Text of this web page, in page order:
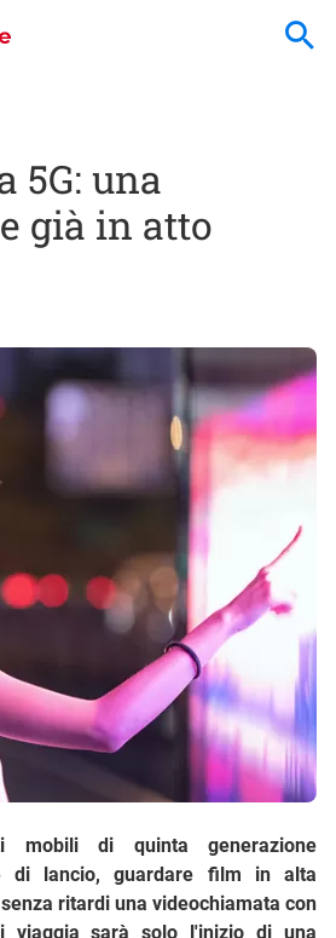
5G: una
già in atto
di quinta generazione
di lancio, guardare film in alta
ritardi una videochiamata con
viaggia sarà solo l'inizio di una